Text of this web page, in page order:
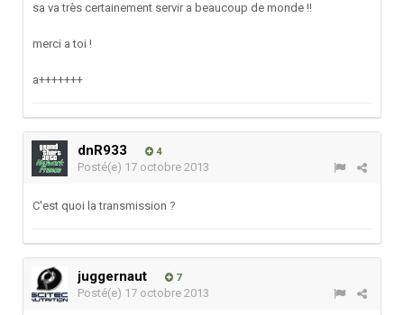
sa va très certainement servir a beaucoup de monde !!
merci a toi !
a+++++++
dnR933 4
Posté(e) 17 octobre 2013
C'est quoi la transmission ?
juggernaut 7
Posté(e) 17 octobre 2013